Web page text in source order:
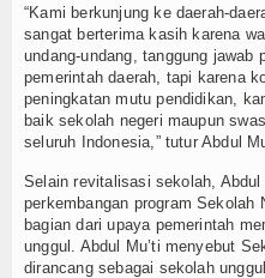
“Kami berkunjung ke daerah-
sangat berterima kasih karena
undang-undang, tanggung jawab
pemerintah daerah, tapi karena
peningkatan mutu pendidikan,
baik sekolah negeri maupun
seluruh Indonesia,” tutur Abdul
Selain revitalisasi sekolah, Abdul
perkembangan program Sekolah
bagian dari upaya pemerintah
unggul. Abdul Mu’ti menyebut
dirancang sebagai sekolah